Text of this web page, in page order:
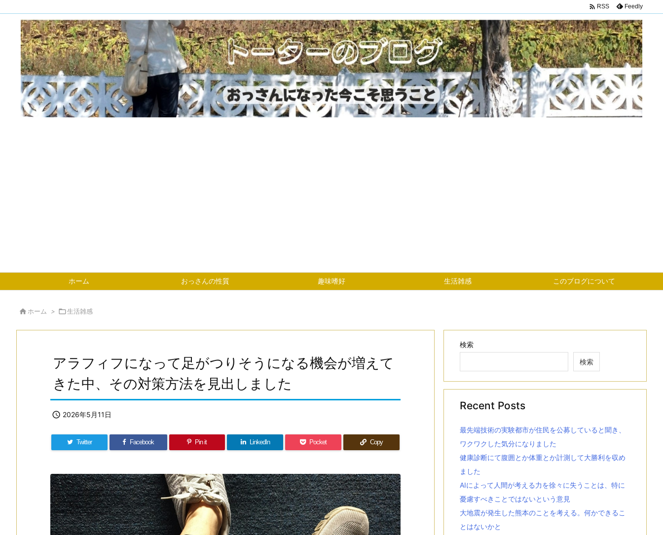
ホーム おっさんの性質 趣味嗜好 生活雑感 このブログについて
 RSS Feedly
ホーム > 生活雑感
アラフィフになって足がつりそうになる機会が増えて
きた中、その対策方法を見出しました
 2026年5月11日
Twitter Facebook Pin it LinkedIn Pocket Copy
検索
検索
Recent Posts
最先端技術の実験都市が住民を公募していると聞き、
ワクワクした気分になりました
健康診断にて腹囲とか体重とか計測して大勝利を収め
ました
AIによって人間が考える力を徐々に失うことは、特に
憂慮すべきことではないという意見
大地震が発生した熊本のことを考える。何かできるこ
とはないかと